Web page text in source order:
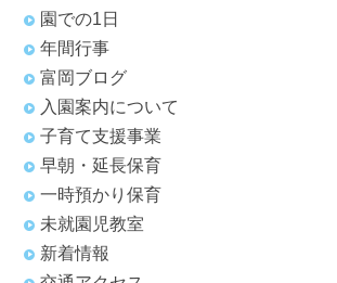
園での1日
年間行事
富岡ブログ
入園案内について
子育て支援事業
早朝・延長保育
一時預かり保育
未就園児教室
新着情報